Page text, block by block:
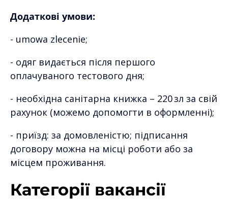
Додаткові умови:
- umowa zlecenie;
- одяг видається після першого
оплачуваного тестового дня;
- необхідна санітарна книжка – 220 зл за свій
рахунок (можемо допомогти в оформленні);
- приїзд: за домовленістю; підписання
договору можна на місці роботи або за
місцем проживання.
Категорії вакансії